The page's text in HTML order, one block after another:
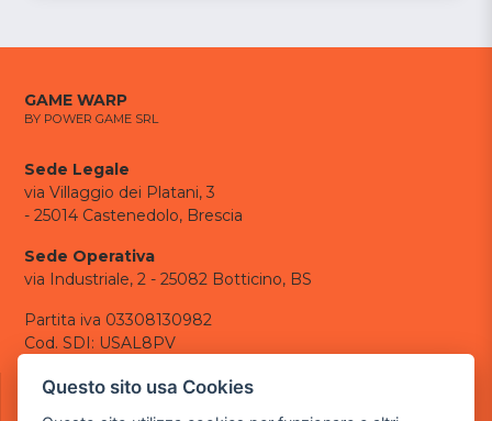
GAME WARP
BY POWER GAME SRL
Sede Legale
via Villaggio dei Platani, 3
- 25014 Castenedolo, Brescia
Sede Operativa
via Industriale, 2 - 25082 Botticino, BS
Partita iva 03308130982
Cod. SDI: USAL8PV
CONTATTI
Questo sito usa Cookies